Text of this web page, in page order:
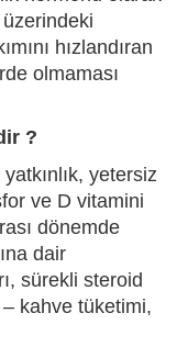
hızlandıran
olmaması
?
yetersiz
ve D vitamini
dönemde
dair
sürekli steroid
kahve tüketimi,